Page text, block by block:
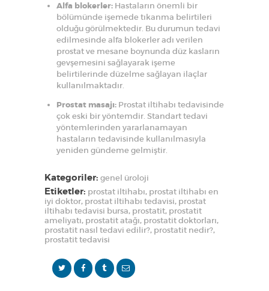
Alfa blokerler:Hastaların önemli bir
bölümünde işemede tıkanma belirtileri
olduğu görülmektedir. Bu durumun tedavi
edilmesinde alfa blokerler adı verilen
prostat ve mesane boynunda düz kasların
gevşemesini sağlayarak işeme
belirtilerinde düzelme sağlayan ilaçlar
kullanılmaktadır.
Prostat masajı:Prostat iltihabı tedavisinde
çok eski bir yöntemdir. Standart tedavi
yöntemlerinden yararlanamayan
hastaların tedavisinde kullanılmasıyla
yeniden gündeme gelmiştir.
Kategoriler: genel üroloji
Etiketler: prostat iltihabı, prostat iltihabı en
iyi doktor, prostat iltihabı tedavisi, prostat
i̇ltihabı tedavisi bursa, prostatit, prostatit
ameliyatı, prostatit atağı, prostatit doktorları,
prostatit nasıl tedavi edilir?, prostatit nedir?,
prostatit tedavisi